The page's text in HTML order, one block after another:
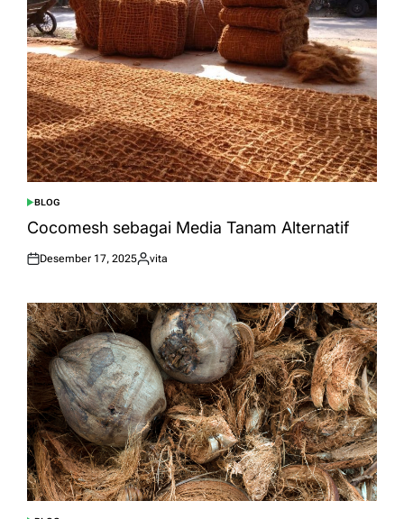
POSTED
IN
BLOG
Cocomesh sebagai Media Tanam Alternatif
Posted
Desember 17, 2025
Posted
vita